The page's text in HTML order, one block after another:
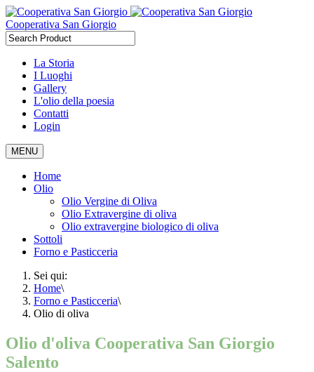
Cooperativa San Giorgio
La Storia
I Luoghi
Gallery
L'olio della poesia
Contatti
Login
MENU
Home
Olio
Olio Vergine di Oliva
Olio Extravergine di oliva
Olio extravergine biologico di oliva
Sottoli
Forno e Pasticceria
Sei qui:
Home\
Forno e Pasticceria\
Olio di oliva
Olio d'oliva Cooperativa San Giorgio
Salento